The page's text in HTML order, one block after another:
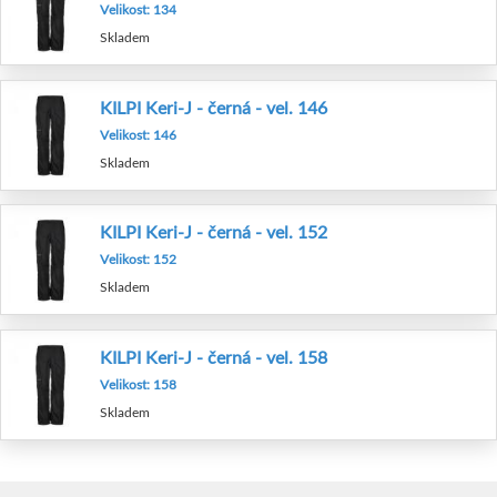
Velikost: 134
Skladem
KILPI Keri-J - černá - vel. 146
Velikost: 146
Skladem
KILPI Keri-J - černá - vel. 152
Velikost: 152
Skladem
KILPI Keri-J - černá - vel. 158
Velikost: 158
Skladem